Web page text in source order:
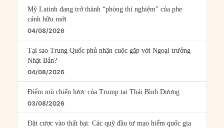
Mỹ Latinh đang trở thành “phòng thí nghiệm” của phe
cánh hữu mới
04/08/2026
Tại sao Trung Quốc phủ nhận cuộc gặp với Ngoại trưởng
Nhật Bản?
04/08/2026
Điểm mù chiến lược của Trump tại Thái Bình Dương
03/08/2026
Đặt cược vào thất bại: Các quỹ đầu tư mạo hiểm quốc gia